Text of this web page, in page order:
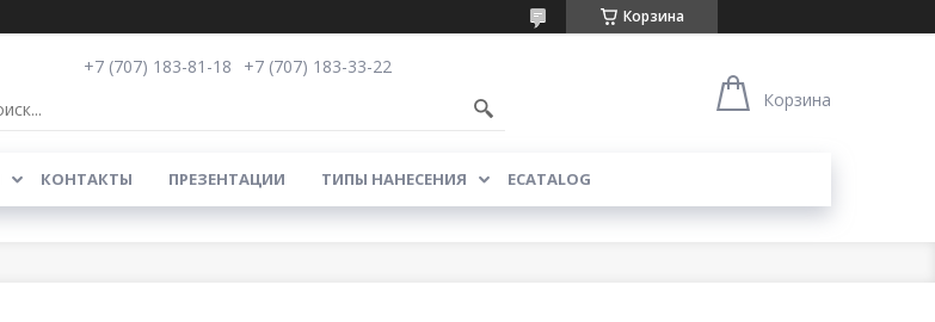
Корзина
+7 (707) 183-81-18
+7 (707) 183-33-22
Корзина
КОНТАКТЫ ПРЕЗЕНТАЦИИ ТИПЫ НАНЕСЕНИЯ ECATALOG